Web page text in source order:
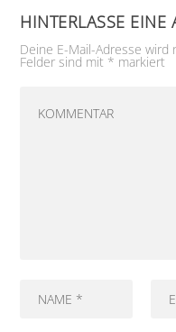
HINTERLASSE EINE
Deine E-Mail-Adresse wird
Felder sind mit * markiert